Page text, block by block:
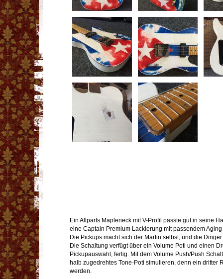
Ein Allparts Mapleneck mit V-Profil passte gut in seine
eine Captain Premium Lackierung mit passendem
Die Pickups macht sich der Martin selbst, und die
Die Schaltung verfügt über ein Volume Poti und einen
Pickupauswahl, fertig. Mit dem Volume Push/Push
halb zugedrehtes Tone-Poti simulieren, denn ein dritter
werden.